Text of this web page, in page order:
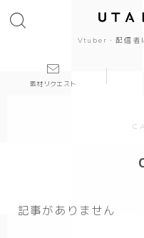
Vtuber・配信者
beautiful
素材リクエスト
記事がありません